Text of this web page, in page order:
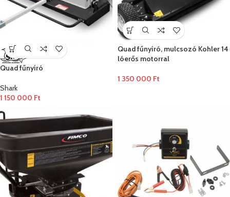
Quad fűnyíró
Shark
1 150 000 Ft
Quad fűnyíró, mulcsozó Kohler 14
lóerős motorral
1 350 000 Ft